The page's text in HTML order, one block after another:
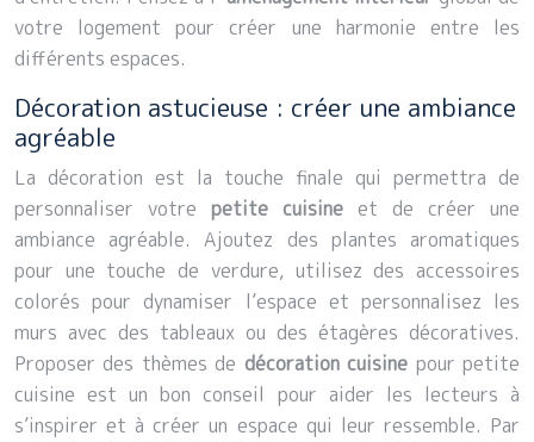
votre logement pour créer une harmonie entre les
différents espaces.
Décoration astucieuse : créer une ambiance
agréable
La décoration est la touche finale qui permettra de
personnaliser votre petite cuisine et de créer une
ambiance agréable. Ajoutez des plantes aromatiques
pour une touche de verdure, utilisez des accessoires
colorés pour dynamiser l’espace et personnalisez les
murs avec des tableaux ou des étagères décoratives.
Proposer des thèmes de décoration cuisine pour petite
cuisine est un bon conseil pour aider les lecteurs à
s’inspirer et à créer un espace qui leur ressemble. Par